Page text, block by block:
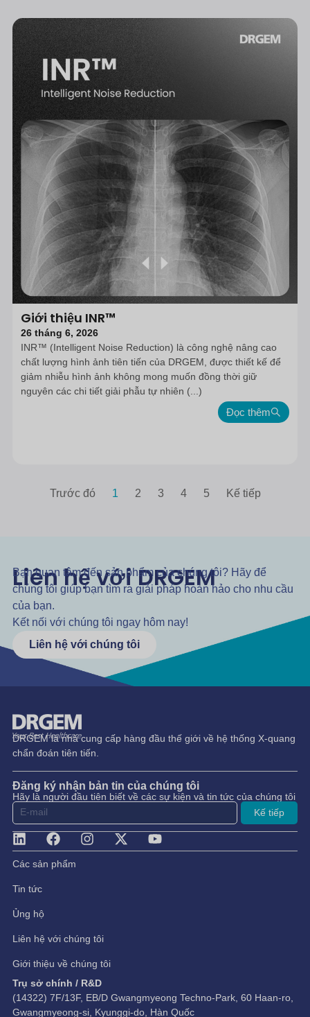
Giới thiệu INR™
26 tháng 6, 2026
INR™ (Intelligent Noise Reduction) là công nghệ nâng cao
chất lượng hình ảnh tiên tiến của DRGEM, được thiết kế để
giảm nhiễu hình ảnh không mong muốn đồng thời giữ
nguyên các chi tiết giải phẫu tự nhiên (...)
Đọc thêm
Trước đó 1 2 3 4 5 Kế tiếp
Liên hệ với DRGEM
Bạn quan tâm đến sản phẩm của chúng tôi? Hãy để
chúng tôi giúp bạn tìm ra giải pháp hoàn hảo cho nhu cầu
của bạn.
Kết nối với chúng tôi ngay hôm nay!
Liên hệ với chúng tôi
DRGEM là nhà cung cấp hàng đầu thế giới về hệ thống X-quang
chẩn đoán tiên tiến.
Đăng ký nhận bản tin của chúng tôi
Hãy là người đầu tiên biết về các sự kiện và tin tức của chúng tôi
Kế tiếp
Các sản phẩm
Tin tức
Ủng hộ
Liên hệ với chúng tôi
Giới thiệu về chúng tôi
Trụ sở chính / R&D
(14322) 7F/13F, EB/D Gwangmyeong Techno-Park, 60 Haan-ro,
Gwangmyeong-si, Kyunggi-do, Hàn Quốc